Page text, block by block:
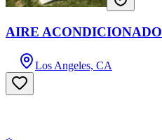
AIRE
Los Angeles, CA